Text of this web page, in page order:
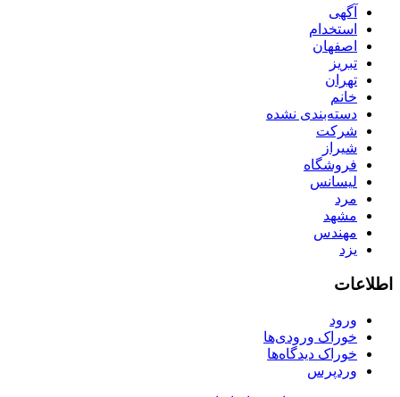
آگهی
استخدام
اصفهان
تبریز
تهران
خانم
دسته‌بندی نشده
شرکت
شیراز
فروشگاه
لیسانس
مرد
مشهد
مهندس
یزد
اطلاعات
ورود
خوراک ورودی‌ها
خوراک دیدگاه‌ها
وردپرس